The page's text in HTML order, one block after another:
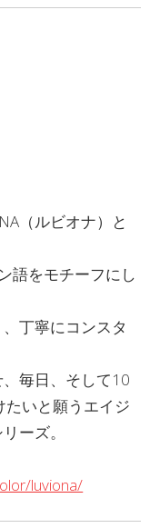
（ルビオナ）と
語をモチーフにし
丁寧にコンスタ
毎日、そして10
いと願うエイジ
ーズ。
luviona/